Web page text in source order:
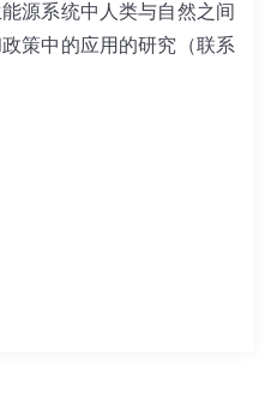
源系统中人类与自然之间
策中的应用的研究（联系